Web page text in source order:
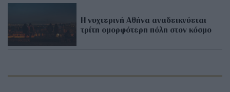
Η νυχτερινή Αθήνα αναδεικνύεται
τρίτη ομορφότερη πόλη στον κόσμο